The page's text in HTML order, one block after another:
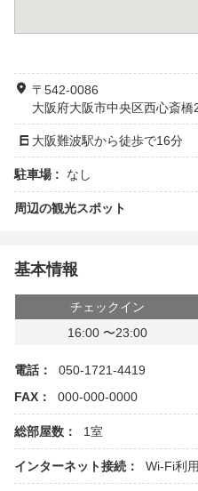
〒542-0086
大阪府大阪市中央区西心斎
大阪難波駅から徒歩で16分
駐車場 : なし
周辺の観光スポット
基本情報
チェックイン
16:00 〜23:00
電話：
050-1721-4419
FAX：
000-000-0000
総部屋数： 1室
インターネット接続： Wi-Fi利